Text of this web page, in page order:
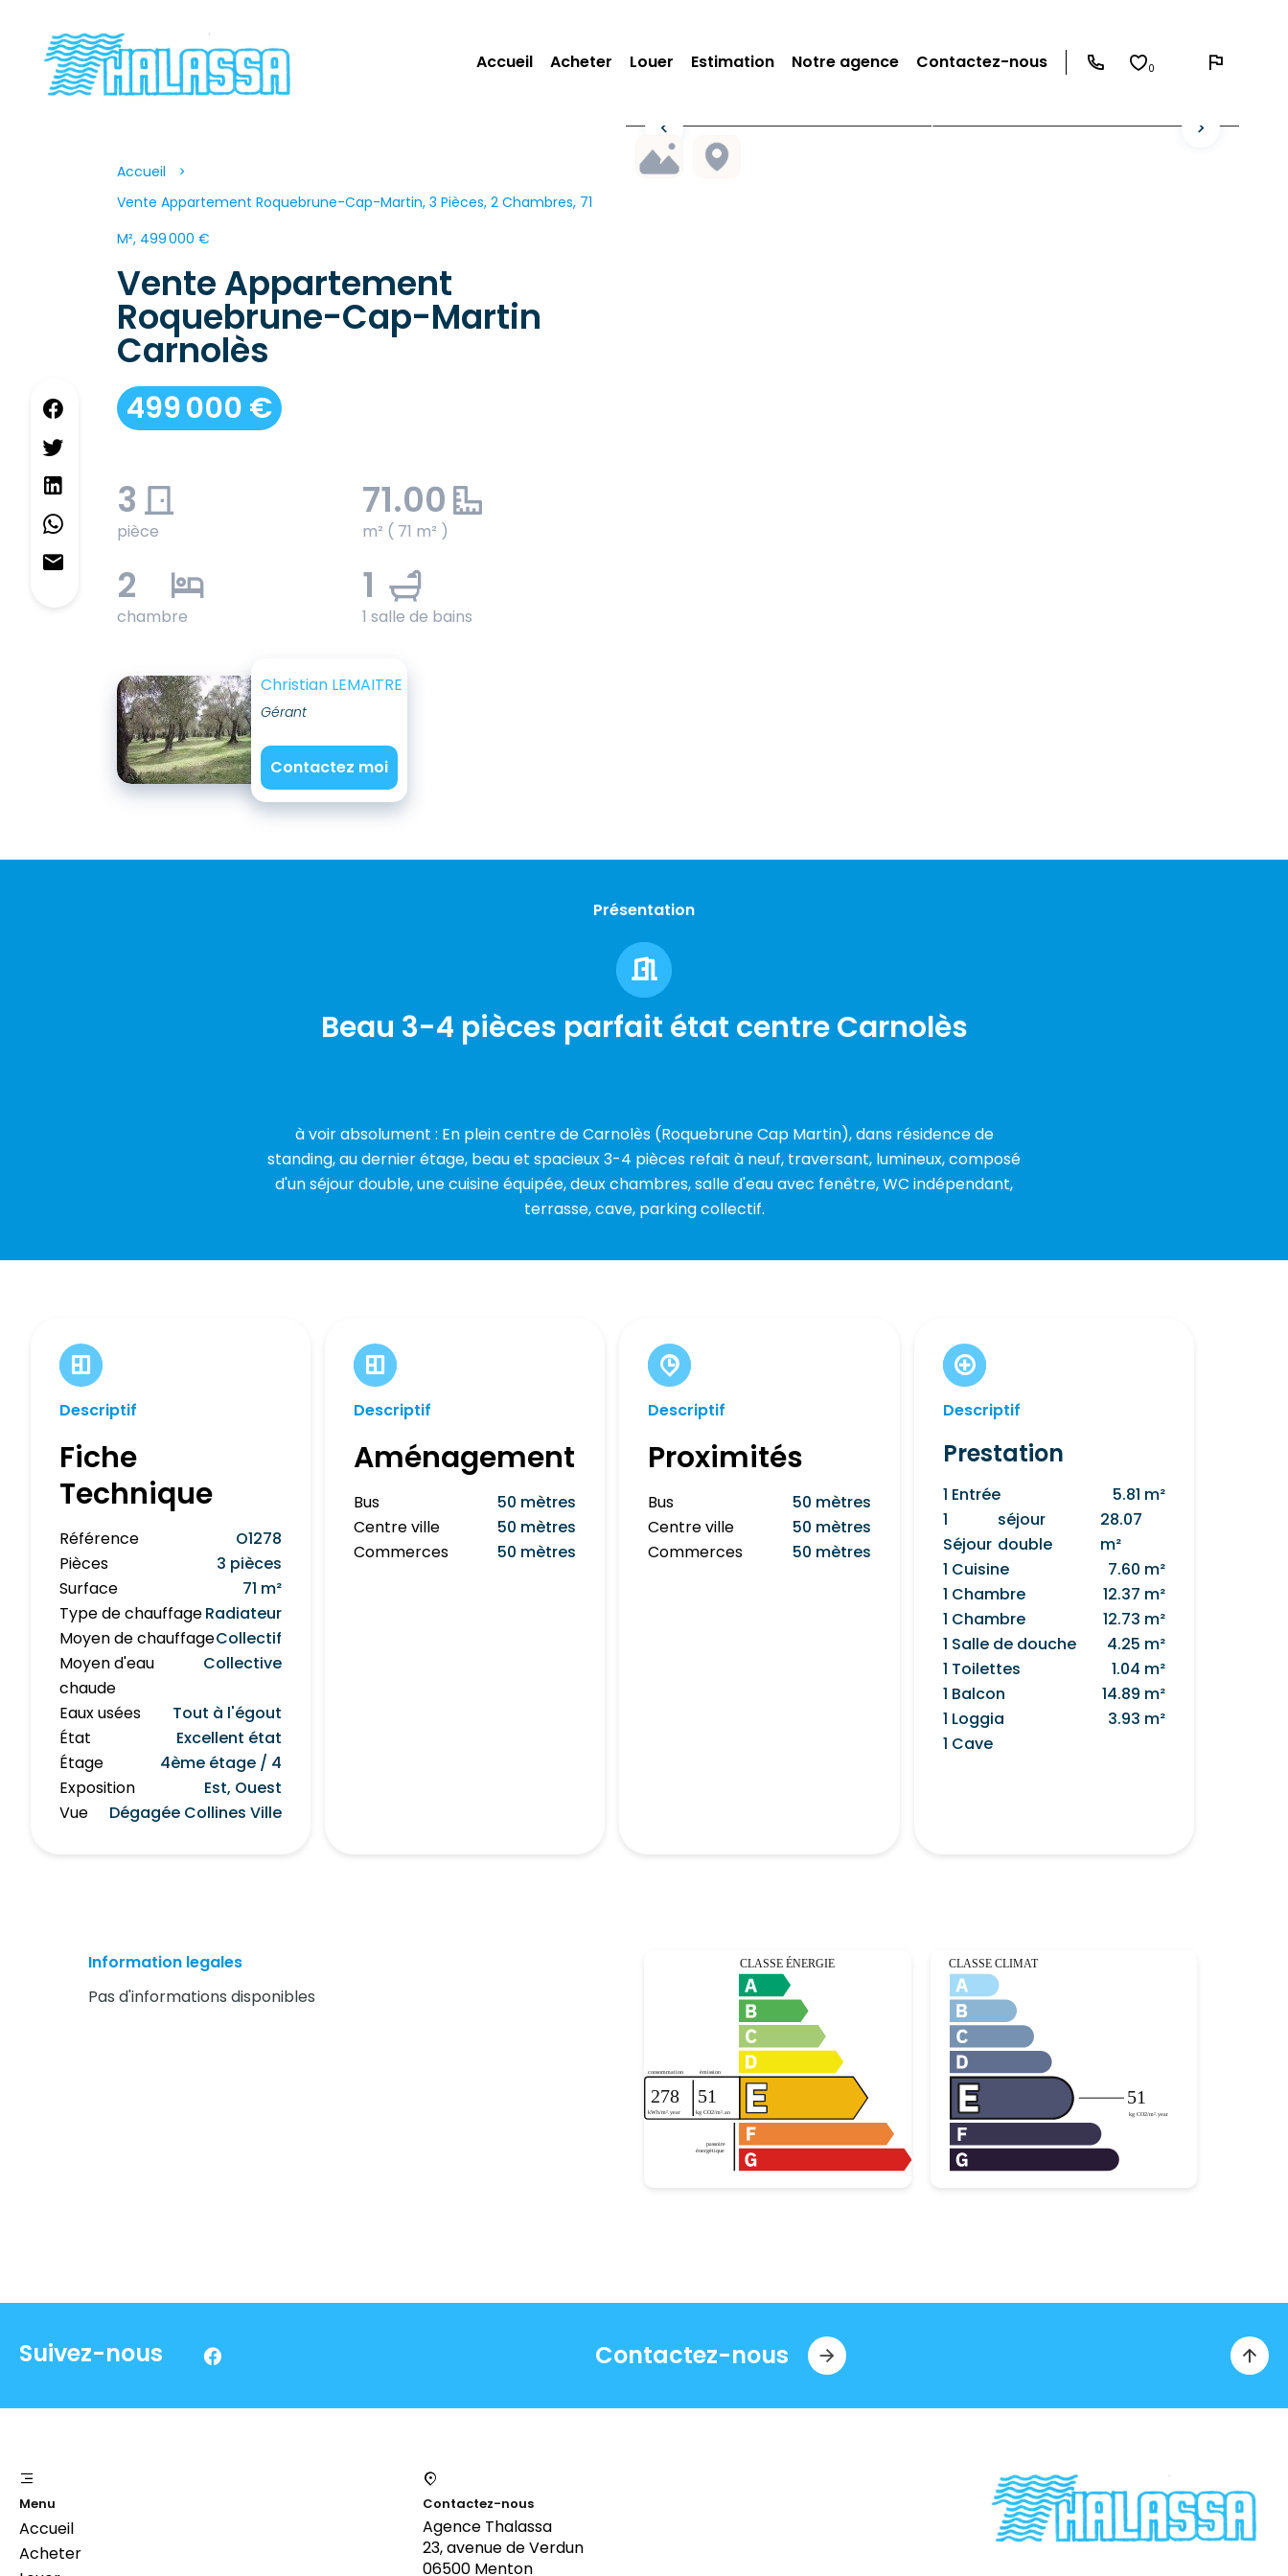
Accueil Acheter Louer Estimation Notre agence Contactez-nous 0
Accueil
Vente Appartement Roquebrune-Cap-Martin, 3 Pièces, 2 Chambres, 71
M², 499 000 €
Vente Appartement
Roquebrune-Cap-Martin
Carnolès
499 000 €
3
pièce
71.00
m² ( 71 m² )
2
chambre
1
1 salle de bains
Christian LEMAITRE
Gérant
Contactez moi
Présentation
Beau 3-4 pièces parfait état centre Carnolès
à voir absolument : En plein centre de Carnolès (Roquebrune Cap Martin), dans résidence de
standing, au dernier étage, beau et spacieux 3-4 pièces refait à neuf, traversant, lumineux, composé
d'un séjour double, une cuisine équipée, deux chambres, salle d'eau avec fenêtre, WC indépendant,
terrasse, cave, parking collectif.
Descriptif
Fiche
Technique
Référence
O1278
Pièces
3 pièces
Surface
71 m²
Type de chauffageRadiateur
Moyen de chauffageCollectif
Moyen d'eau
chaude
Collective
Eaux usées
Tout à l'égout
État
Excellent état
Étage
4ème étage / 4
Exposition
Est, Ouest
Vue
Dégagée Collines Ville
Descriptif
Aménagement
Bus
50 mètres
Centre ville
50 mètres
Commerces
50 mètres
Descriptif
Proximités
Bus
50 mètres
Centre ville
50 mètres
Commerces
50 mètres
Descriptif
Prestation
1 Entrée
5.81 m²
1
Séjour
séjour
double
28.07
m²
1 Cuisine
7.60 m²
1 Chambre
12.37 m²
1 Chambre
12.73 m²
1 Salle de douche
4.25 m²
1 Toilettes
1.04 m²
1 Balcon
14.89 m²
1 Loggia
3.93 m²
1 Cave
Information legales
Pas d'informations disponibles
Suivez-nous Contactez-nous
Menu
Accueil
Acheter
Contactez-nous
Agence Thalassa
23, avenue de Verdun
06500 Menton